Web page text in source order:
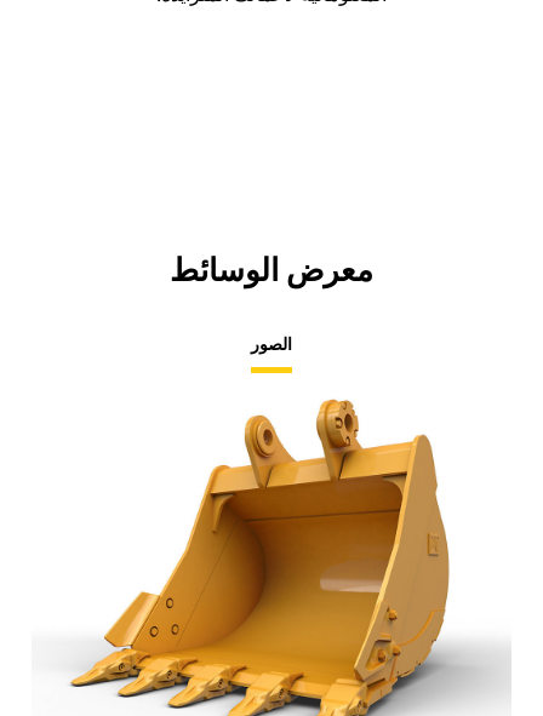
معرض الوسائط
الصور